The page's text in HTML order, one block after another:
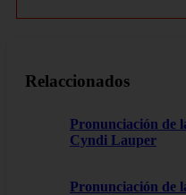
Relaccionados
Pronunciación de
Cyndi Lauper
Pronunciación de